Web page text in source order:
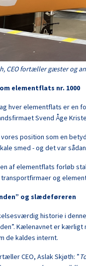
CEO fortæller gæster og
elementflats nr. 1000
hver elementflats er en
Svend Åge
position som en
smed - og det var
af elementflats forløb
og
og slædeføreren
historie i
Kælenavnet er
de kaldes internt.
CEO, Aslak Skjøth: ”